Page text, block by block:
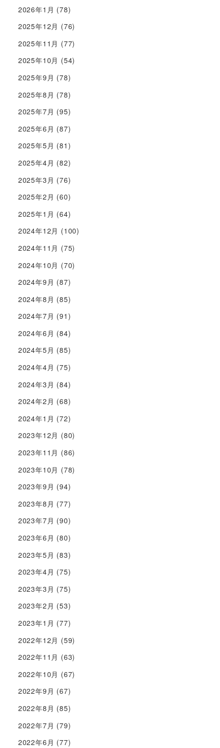
2026年1月 (78)
2025年12月 (76)
2025年11月 (77)
2025年10月 (54)
2025年9月 (78)
2025年8月 (78)
2025年7月 (95)
2025年6月 (87)
2025年5月 (81)
2025年4月 (82)
2025年3月 (76)
2025年2月 (60)
2025年1月 (64)
2024年12月 (100)
2024年11月 (75)
2024年10月 (70)
2024年9月 (87)
2024年8月 (85)
2024年7月 (91)
2024年6月 (84)
2024年5月 (85)
2024年4月 (75)
2024年3月 (84)
2024年2月 (68)
2024年1月 (72)
2023年12月 (80)
2023年11月 (86)
2023年10月 (78)
2023年9月 (94)
2023年8月 (77)
2023年7月 (90)
2023年6月 (80)
2023年5月 (83)
2023年4月 (75)
2023年3月 (75)
2023年2月 (53)
2023年1月 (77)
2022年12月 (59)
2022年11月 (63)
2022年10月 (67)
2022年9月 (67)
2022年8月 (85)
2022年7月 (79)
2022年6月 (77)